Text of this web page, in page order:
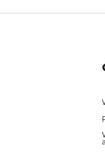
We hebben dit ingrediënt
We hebben dit ingrediënt